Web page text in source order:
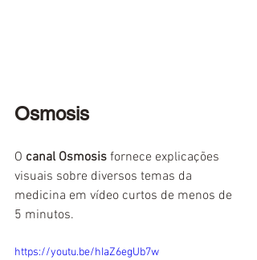
Osmosis
O canal Osmosis fornece explicações
visuais sobre diversos temas da
medicina em vídeo curtos de menos de
5 minutos.
https://youtu.be/hIaZ6egUb7w